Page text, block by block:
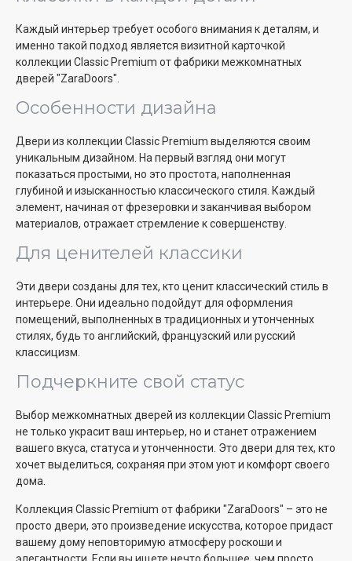
Каждый интерьер требует особого внимания к деталям, и
именно такой подход является визитной карточкой
коллекции Classic Premium от фабрики межкомнатных
дверей "ZaraDoors".
Особенности дизайна
Двери из коллекции Classic Premium выделяются своим
уникальным дизайном. На первый взгляд они могут
показаться простыми, но это простота, наполненная
глубиной и изысканностью классического стиля. Каждый
элемент, начиная от фрезеровки и заканчивая выбором
материалов, отражает стремление к совершенству.
Для ценителей классики
Эти двери созданы для тех, кто ценит классический стиль в
интерьере. Они идеально подойдут для оформления
помещений, выполненных в традиционных и утонченных
стилях, будь то английский, французский или русский
классицизм.
Подчеркните свой статус
Выбор межкомнатных дверей из коллекции Classic Premium
не только украсит ваш интерьер, но и станет отражением
вашего вкуса, статуса и утонченности. Это двери для тех, кто
хочет выделиться, сохраняя при этом уют и комфорт своего
дома.
Коллекция Classic Premium от фабрики "ZaraDoors" – это не
просто двери, это произведение искусства, которое придаст
вашему дому неповторимую атмосферу роскоши и